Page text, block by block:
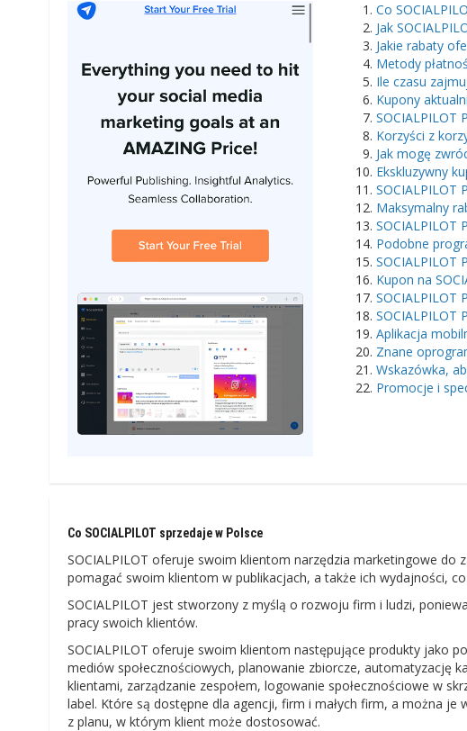
Co
Jak
Jakie rabaty
Metody
Ile czasu
Kupony
SOCIALPILOT
Korzyści z
Jak mogę
Ekskluzywny
SOCIALPILOT
Maksymalny
SOCIALPILOT
Podobne
SOCIALPILOT
Kupon na
SOCIALPILOT
SOCIALPILOT
Aplikacja
Znane
Wskazówka,
Promocje i
Co SOCIALPILOT sprzedaje w Polsce
SOCIALPILOT oferuje swoim klientom narzędzia marketingowe do
pomagać swoim klientom w publikacjach, a także ich wydajności,
SOCIALPILOT jest stworzony z myślą o rozwoju firm i ludzi,
pracy swoich klientów.
SOCIALPILOT oferuje swoim klientom następujące produkty jako
mediów społecznościowych, planowanie zbiorcze, automatyzację
klientami, zarządzanie zespołem, logowanie społecznościowe w
label. Które są dostępne dla agencji, firm i małych firm, a można
z planu, w którym klient może dostosować.